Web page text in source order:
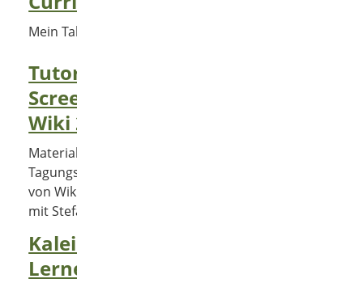
Mein Tabellarischer Lebenslauf
Tutorials mit
Screenrecording und
Wiki 2011
Materialien zum Vortrag und
Tagungsbandbeitrag zum Einsatz
von Wikis im Studium (zusammen
mit Stefan Schnabl)
Kaleidoskope des
Lernens 2011